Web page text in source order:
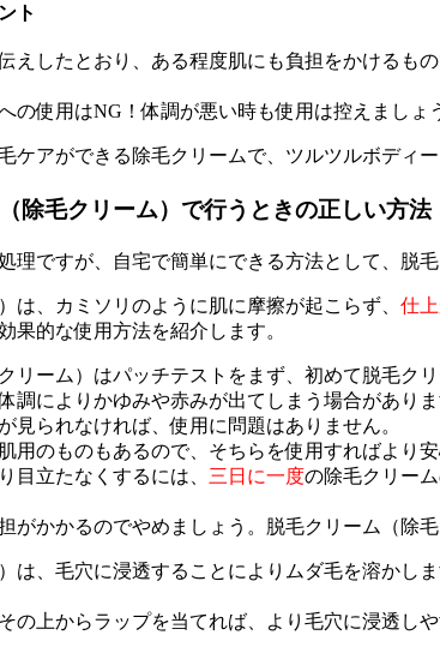
ト
えしたとおり、ある程度肌にも負担をかけるも
の使用はNG！体調が悪い時も使用は控えましょ
ケアができる除毛クリームで、ツルツルボディ
除毛クリーム）で行うときの正しい方法
理ですが、自宅で簡単にできる方法として、脱
は、カミソリのように肌に摩擦が起こらず、 仕
果的な使用方法を紹介します。
リーム）はパッチテストをまず、初めて脱毛ク
調によりかゆみや赤みが出てしまう場合があり
見られなければ、使用に問題はありません。
用のものもあるので、そちらを使用すればより
目立たなくするには、 三日に一度の除毛クリー
がかかるのでやめましょう。脱毛クリーム（除
は、毛穴に浸透することによりムダ毛を溶かしま
の上からラップを当てれば、より毛穴に浸透し